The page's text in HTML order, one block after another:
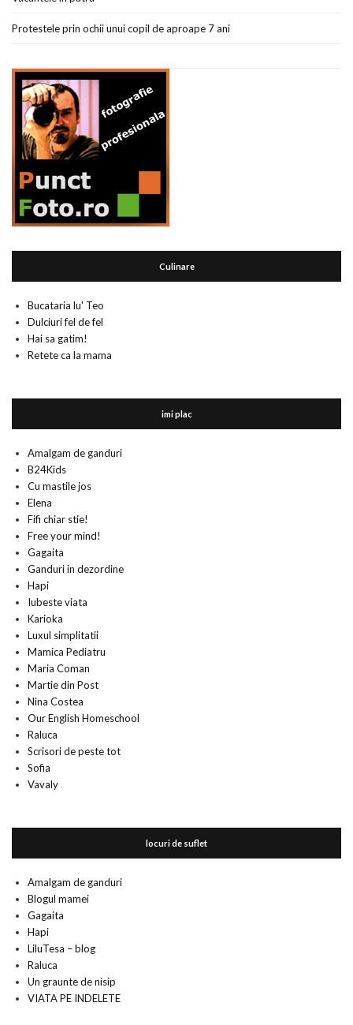
Protestele prin ochii unui copil de aproape 7 ani
Culinare
Bucataria lu' Teo
Dulciuri fel de fel
Hai sa gatim!
Retete ca la mama
imi plac
Amalgam de ganduri
B24Kids
Cu mastile jos
Elena
Fifi chiar stie!
Free your mind!
Gagaita
Ganduri in dezordine
Hapi
Iubeste viata
Karioka
Luxul simplitatii
Mamica Pediatru
Maria Coman
Martie din Post
Nina Costea
Our English Homeschool
Raluca
Scrisori de peste tot
Sofia
Vavaly
locuri de suflet
Amalgam de ganduri
Blogul mamei
Gagaita
Hapi
LiluTesa – blog
Raluca
Un graunte de nisip
VIATA PE INDELETE